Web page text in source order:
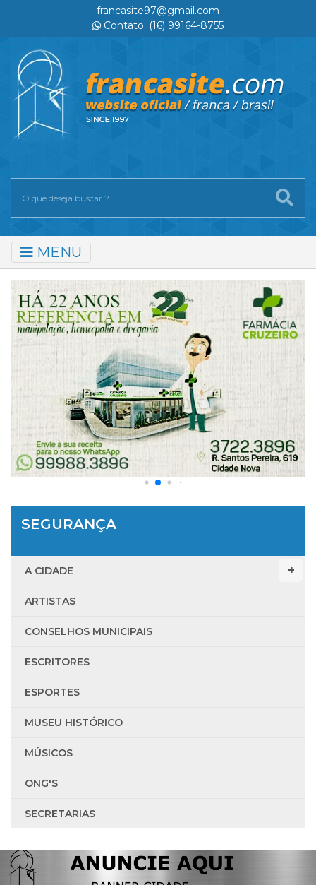
francasite97@gmail.com
Contato: (16) 99164-8755
MENU
SEGURANÇA
A CIDADE
ARTISTAS
CONSELHOS MUNICIPAIS
ESCRITORES
ESPORTES
MUSEU HISTÓRICO
MÚSICOS
ONG'S
SECRETARIAS